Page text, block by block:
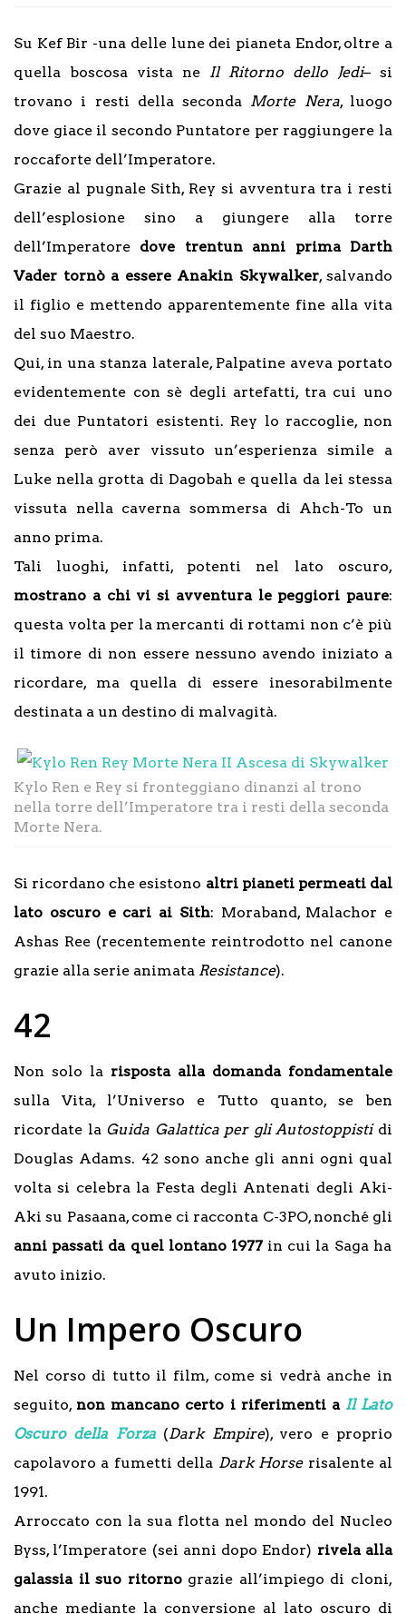
Su Kef Bir -una delle lune dei pianeta Endor, oltre a
quella boscosa vista ne Il Ritorno dello Jedi– si
trovano i resti della seconda Morte Nera, luogo
dove giace il secondo Puntatore per raggiungere la
roccaforte dell’Imperatore.
Grazie al pugnale Sith, Rey si avventura tra i resti
dell’esplosione sino a giungere alla torre
dell’Imperatore dove trentun anni prima Darth
Vader tornò a essere Anakin Skywalker, salvando
il figlio e mettendo apparentemente fine alla vita
del suo Maestro.
Qui, in una stanza laterale, Palpatine aveva portato
evidentemente con sè degli artefatti, tra cui uno
dei due Puntatori esistenti. Rey lo raccoglie, non
senza però aver vissuto un’esperienza simile a
Luke nella grotta di Dagobah e quella da lei stessa
vissuta nella caverna sommersa di Ahch-To un
anno prima.
Tali luoghi, infatti, potenti nel lato oscuro,
mostrano a chi vi si avventura le peggiori paure:
questa volta per la mercanti di rottami non c’è più
il timore di non essere nessuno avendo iniziato a
ricordare, ma quella di essere inesorabilmente
destinata a un destino di malvagità.
Kylo Ren e Rey si fronteggiano dinanzi al trono
nella torre dell’Imperatore tra i resti della seconda
Morte Nera.
Si ricordano che esistono altri pianeti permeati dal
lato oscuro e cari ai Sith: Moraband, Malachor e
Ashas Ree (recentemente reintrodotto nel canone
grazie alla serie animata Resistance).
42
Non solo la risposta alla domanda fondamentale
sulla Vita, l’Universo e Tutto quanto, se ben
ricordate la Guida Galattica per gli Autostoppisti di
Douglas Adams. 42 sono anche gli anni ogni qual
volta si celebra la Festa degli Antenati degli Aki-
Aki su Pasaana, come ci racconta C-3PO, nonché gli
anni passati da quel lontano 1977in cui la Saga ha
avuto inizio.
Un Impero Oscuro
Nel corso di tutto il film, come si vedrà anche in
seguito, non mancano certo i riferimenti a Il Lato
Oscuro della Forza(Dark Empire), vero e proprio
capolavoro a fumetti della Dark Horserisalente al
1991.
Arroccato con la sua flotta nel mondo del Nucleo
Byss, l’Imperatore (sei anni dopo Endor) rivela alla
galassia il suo ritorno grazie all’impiego di cloni,
anche mediante la conversione al lato oscuro di